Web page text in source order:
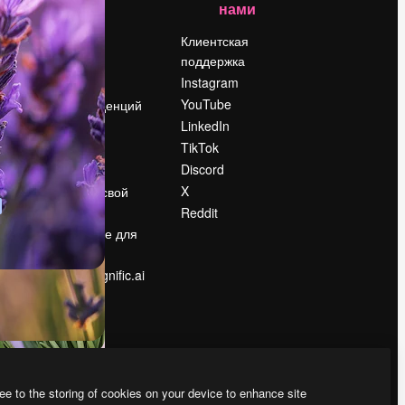
Цены
О нас
Reviews
Вакансии
Поиск тенденций
Блог
События
Slidesgo
Продайте свой
контент
Помещение для
прессы
Ищете magnific.ai
нами
Клиентская
поддержка
Instagram
YouTube
LinkedIn
TikTok
Discord
X
Reddit
to the storing of cookies on your device to enhance site